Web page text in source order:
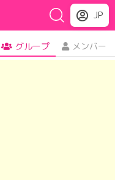
JP
グループ メンバー